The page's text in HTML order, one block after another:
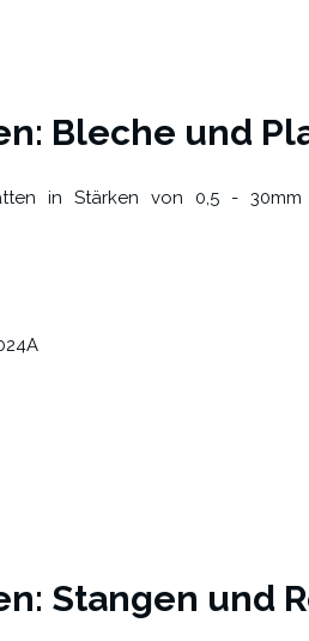
Bleche und
in Stärken von 0,5 - 30mm
Stangen und